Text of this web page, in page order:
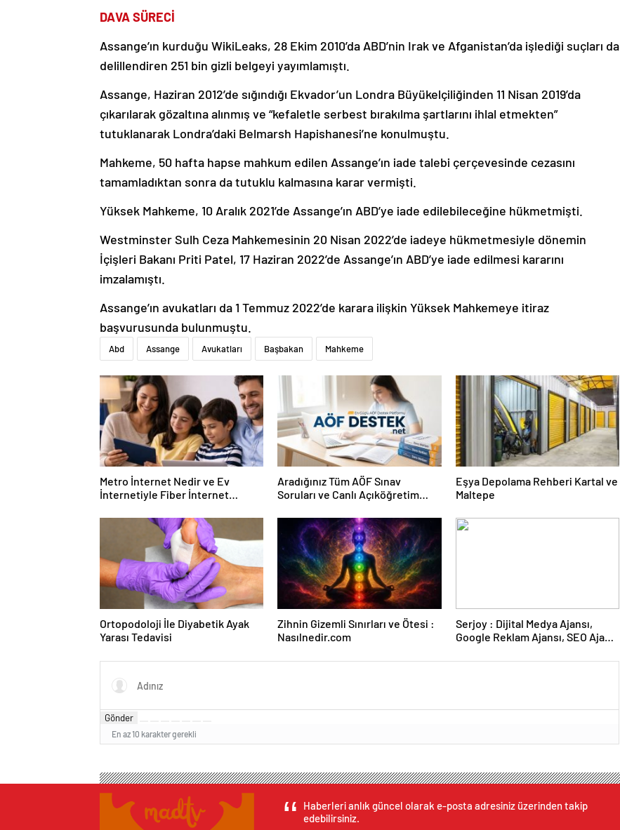
DAVA SÜRECİ
Assange’ın kurduğu WikiLeaks, 28 Ekim 2010’da ABD’nin Irak ve Afganistan’da işlediği suçları da
delillendiren 251 bin gizli belgeyi yayımlamıştı.
Assange, Haziran 2012’de sığındığı Ekvador’un Londra Büyükelçiliğinden 11 Nisan 2019’da
çıkarılarak gözaltına alınmış ve “kefaletle serbest bırakılma şartlarını ihlal etmekten”
tutuklanarak Londra’daki Belmarsh Hapishanesi’ne konulmuştu.
Mahkeme, 50 hafta hapse mahkum edilen Assange’ın iade talebi çerçevesinde cezasını
tamamladıktan sonra da tutuklu kalmasına karar vermişti.
Yüksek Mahkeme, 10 Aralık 2021’de Assange’ın ABD’ye iade edilebileceğine hükmetmişti.
Westminster Sulh Ceza Mahkemesinin 20 Nisan 2022’de iadeye hükmetmesiyle dönemin
İçişleri Bakanı Priti Patel, 17 Haziran 2022’de Assange’ın ABD’ye iade edilmesi kararını
imzalamıştı.
Assange’ın avukatları da 1 Temmuz 2022’de karara ilişkin Yüksek Mahkemeye itiraz
başvurusunda bulunmuştu.​​​​​​​
Abd Assange Avukatları Başbakan Mahkeme
Metro İnternet Nedir ve Ev
İnternetiyle Fiber İnternet
Aradığınız Tüm AÖF Sınav
Soruları ve Canlı Açıköğretim
Eşya Depolama Rehberi Kartal ve
Maltepe
Ortopodoloji İle Diyabetik Ayak
Yarası Tedavisi
Zihnin Gizemli Sınırları ve Ötesi :
Nasılnedir.com
Serjoy : Dijital Medya Ajansı,
Google Reklam Ajansı, SEO Ajansı
Gönder
En az 10 karakter gerekli
Haberleri anlık güncel olarak e-posta adresiniz üzerinden takip
edebilirsiniz.